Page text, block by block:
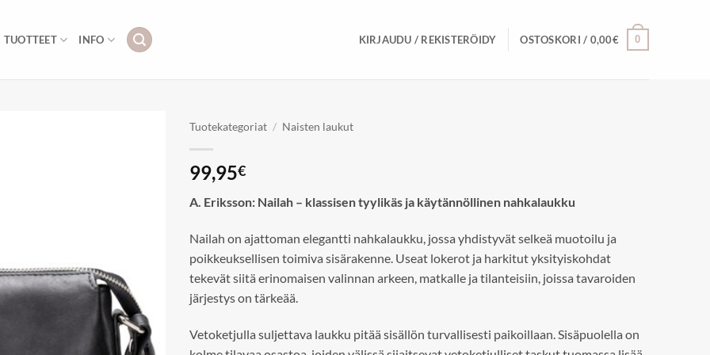
TUOTTEET INFO KIRJAUDU / REKISTERÖIDY OSTOSKORI / 0,00€ 0
Tuotekategoriat / Naisten laukut
99,95€
A. Eriksson: Nailah – klassisen tyylikäs ja käytännöllinen nahkalaukku
Nailah on ajattoman elegantti nahkalaukku, jossa yhdistyvät selkeä muotoilu ja
poikkeuksellisen toimiva sisärakenne. Useat lokerot ja harkitut yksityiskohdat
tekevät siitä erinomaisen valinnan arkeen, matkalle ja tilanteisiin, joissa tavaroiden
järjestys on tärkeää.
Vetoketjulla suljettava laukku pitää sisällön turvallisesti paikoillaan. Sisäpuolella on